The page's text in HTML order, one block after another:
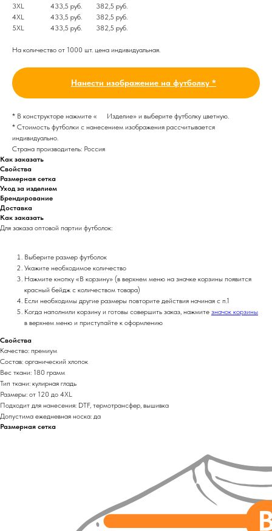
3XL
433,5 руб.
382,5 руб.
4XL
433,5 руб.
382,5 руб.
5XL
433,5 руб. 382,5 руб.
На количество от 1000 шт. цена индивидуальная.
Нанести изображение на футболку *
* В конструкторе нажмите « Изделие» и выберите футболку цветную.
* Стоимость футболки с нанесением изображения рассчитывается
индивидуально.
Страна производитель: Россия
Как заказать
Свойства
Размерная сетка
Уход за изделием
Брендирование
Доставка
Как заказать
Для заказа оптовой партии футболок:
Выберите размер футболок
Укажите необходимое количество
Нажмите кнопку «В корзину» (в верхнем меню на значке корзины появится
красный бейдж с количеством товара)
Если необходимы другие размеры повторите действия начиная с п.1
Когда наполнили корзину и готовы совершить заказ, нажмите значок корзины
в верхнем меню и приступайте к оформлению
Свойства
Качество: премиум
Состав: органический хлопок
Вес ткани: 180 грамм
Тип ткани: кулирная гладь
Размеры: от 120 до 4XL
Подходит для нанесения: DTF, термотрансфер, вышивка
Допустима ежедневная носка: да
Размерная сетка